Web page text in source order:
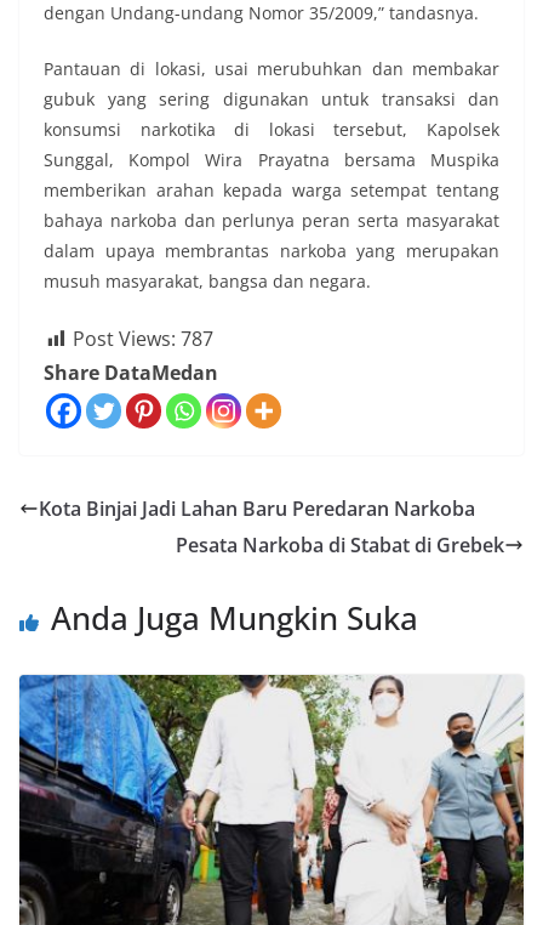
dengan Undang-undang Nomor 35/2009,” tandasnya.
Pantauan di lokasi, usai merubuhkan dan membakar
gubuk yang sering digunakan untuk transaksi dan
konsumsi narkotika di lokasi tersebut, Kapolsek
Sunggal, Kompol Wira Prayatna bersama Muspika
memberikan arahan kepada warga setempat tentang
bahaya narkoba dan perlunya peran serta masyarakat
dalam upaya membrantas narkoba yang merupakan
musuh masyarakat, bangsa dan negara.
Post Views: 787
Share DataMedan
Kota Binjai Jadi Lahan Baru Peredaran Narkoba
Pesata Narkoba di Stabat di Grebek
Anda Juga Mungkin Suka